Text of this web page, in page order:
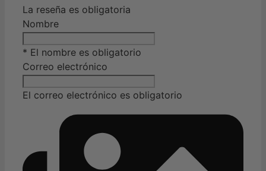
La reseña es obligatoria
Nombre
* El nombre es obligatorio
Correo electrónico
El correo electrónico es obligatorio